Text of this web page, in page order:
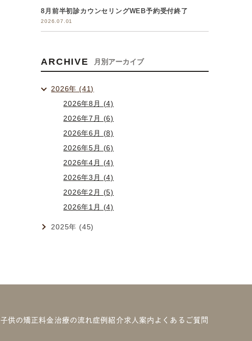
8月前半初診カウンセリングWEB予約受付終了
2026.07.01
ARCHIVE 月別アーカイブ
2026年 (41)
2026年8月 (4)
2026年7月 (6)
2026年6月 (8)
2026年5月 (6)
2026年4月 (4)
2026年3月 (4)
2026年2月 (5)
2026年1月 (4)
2025年 (45)
子供の矯正料金治療の流れ症例紹介求人案内 よくあるご質問